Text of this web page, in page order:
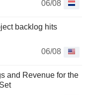
06/08
backlog hits
06/08
and Revenue for the